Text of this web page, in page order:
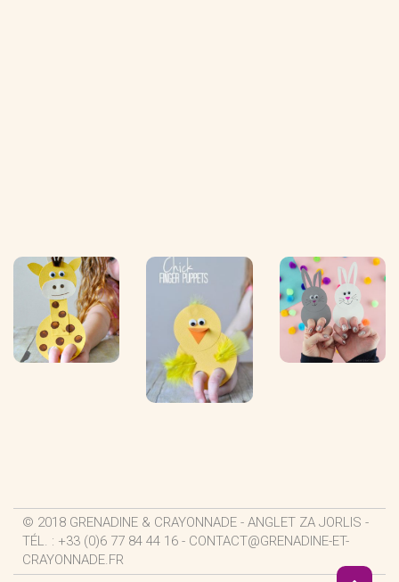
© 2018 GRENADINE & CRAYONNADE - ANGLET ZA JORLIS -
TÉL. : +33 (0)6 77 84 44 16 - CONTACT@GRENADINE-ET-
CRAYONNADE.FR